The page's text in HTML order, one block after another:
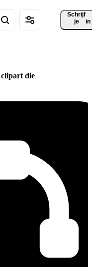
Schrijf
je
in
clipart die